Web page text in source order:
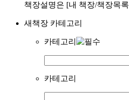
책장설명은 [내 책장/책장목
새책장 카테고리
카테고리
카테고리